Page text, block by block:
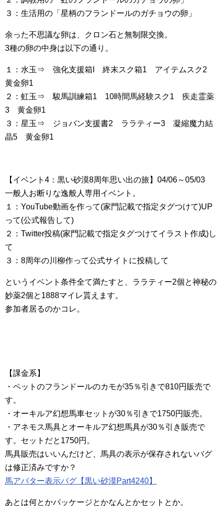
３：生活用の「星柄のフランドールのガチョウの卵」
余った不思議な卵は、クロン石と無制限交換。
3種の卵の中身は以下の通り。
１：水玉⇒ 強化支援箱I 終末スク箱1 アイテムスク2
黄金卵1
２：虹玉⇒ 駿馬訓練箱1 10時間馬経験スク1 疾走霊薬
3 黄金卵1
３：星玉⇒ ジョバン支援書2 ララティー3 凝縮魔力結
晶5 黄金卵1
【イベント4：黒い砂漠8周年思い出の旅】04/06～05/03
一般人お断りな逸般人専用イベント。
１：YouTube動画を作って(家門記載で指定タグつけて)UP
って(公式報告して)
２：Twitter投稿(家門記載で指定タグつけてイラスト作成)し
て
３：8周年の川柳作って公式サイトに投稿して
というイベント条件全て満たすと、ララティー2個と神秘の
妙薬2個と1888マイレ貰えます。
参加者居るのかコレ。
【課金系】
・ペットのフランドールのカモが35％引きで810円販売で
す。
・オーキルア幻想馬車セットが30％引きで1750円販売。
・アネモス馬具とオーキルア幻想馬具が30％引き販売で
す。セットだと1750円。
馬具販売はいいんだけど、馬具の表示が保存されないバグ
は修正済みですか？
馬アバター表示バグ【黒い砂漠Part4240】
あとは何とかパッケージとかなんとかセットとか。